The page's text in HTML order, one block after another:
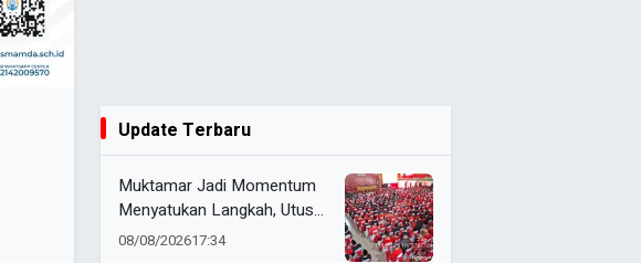
Update Terbaru
Muktamar Jadi Momentum
Menyatukan Langkah, Utusan
Pimda 072 Probolinggo
08/08/202617:34